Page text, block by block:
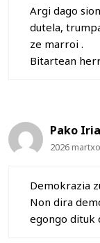
Argi dago
dutela,
ze marroi .
Bitartean
Pako
2026
Demokrazia
Non dira
egongo dituk